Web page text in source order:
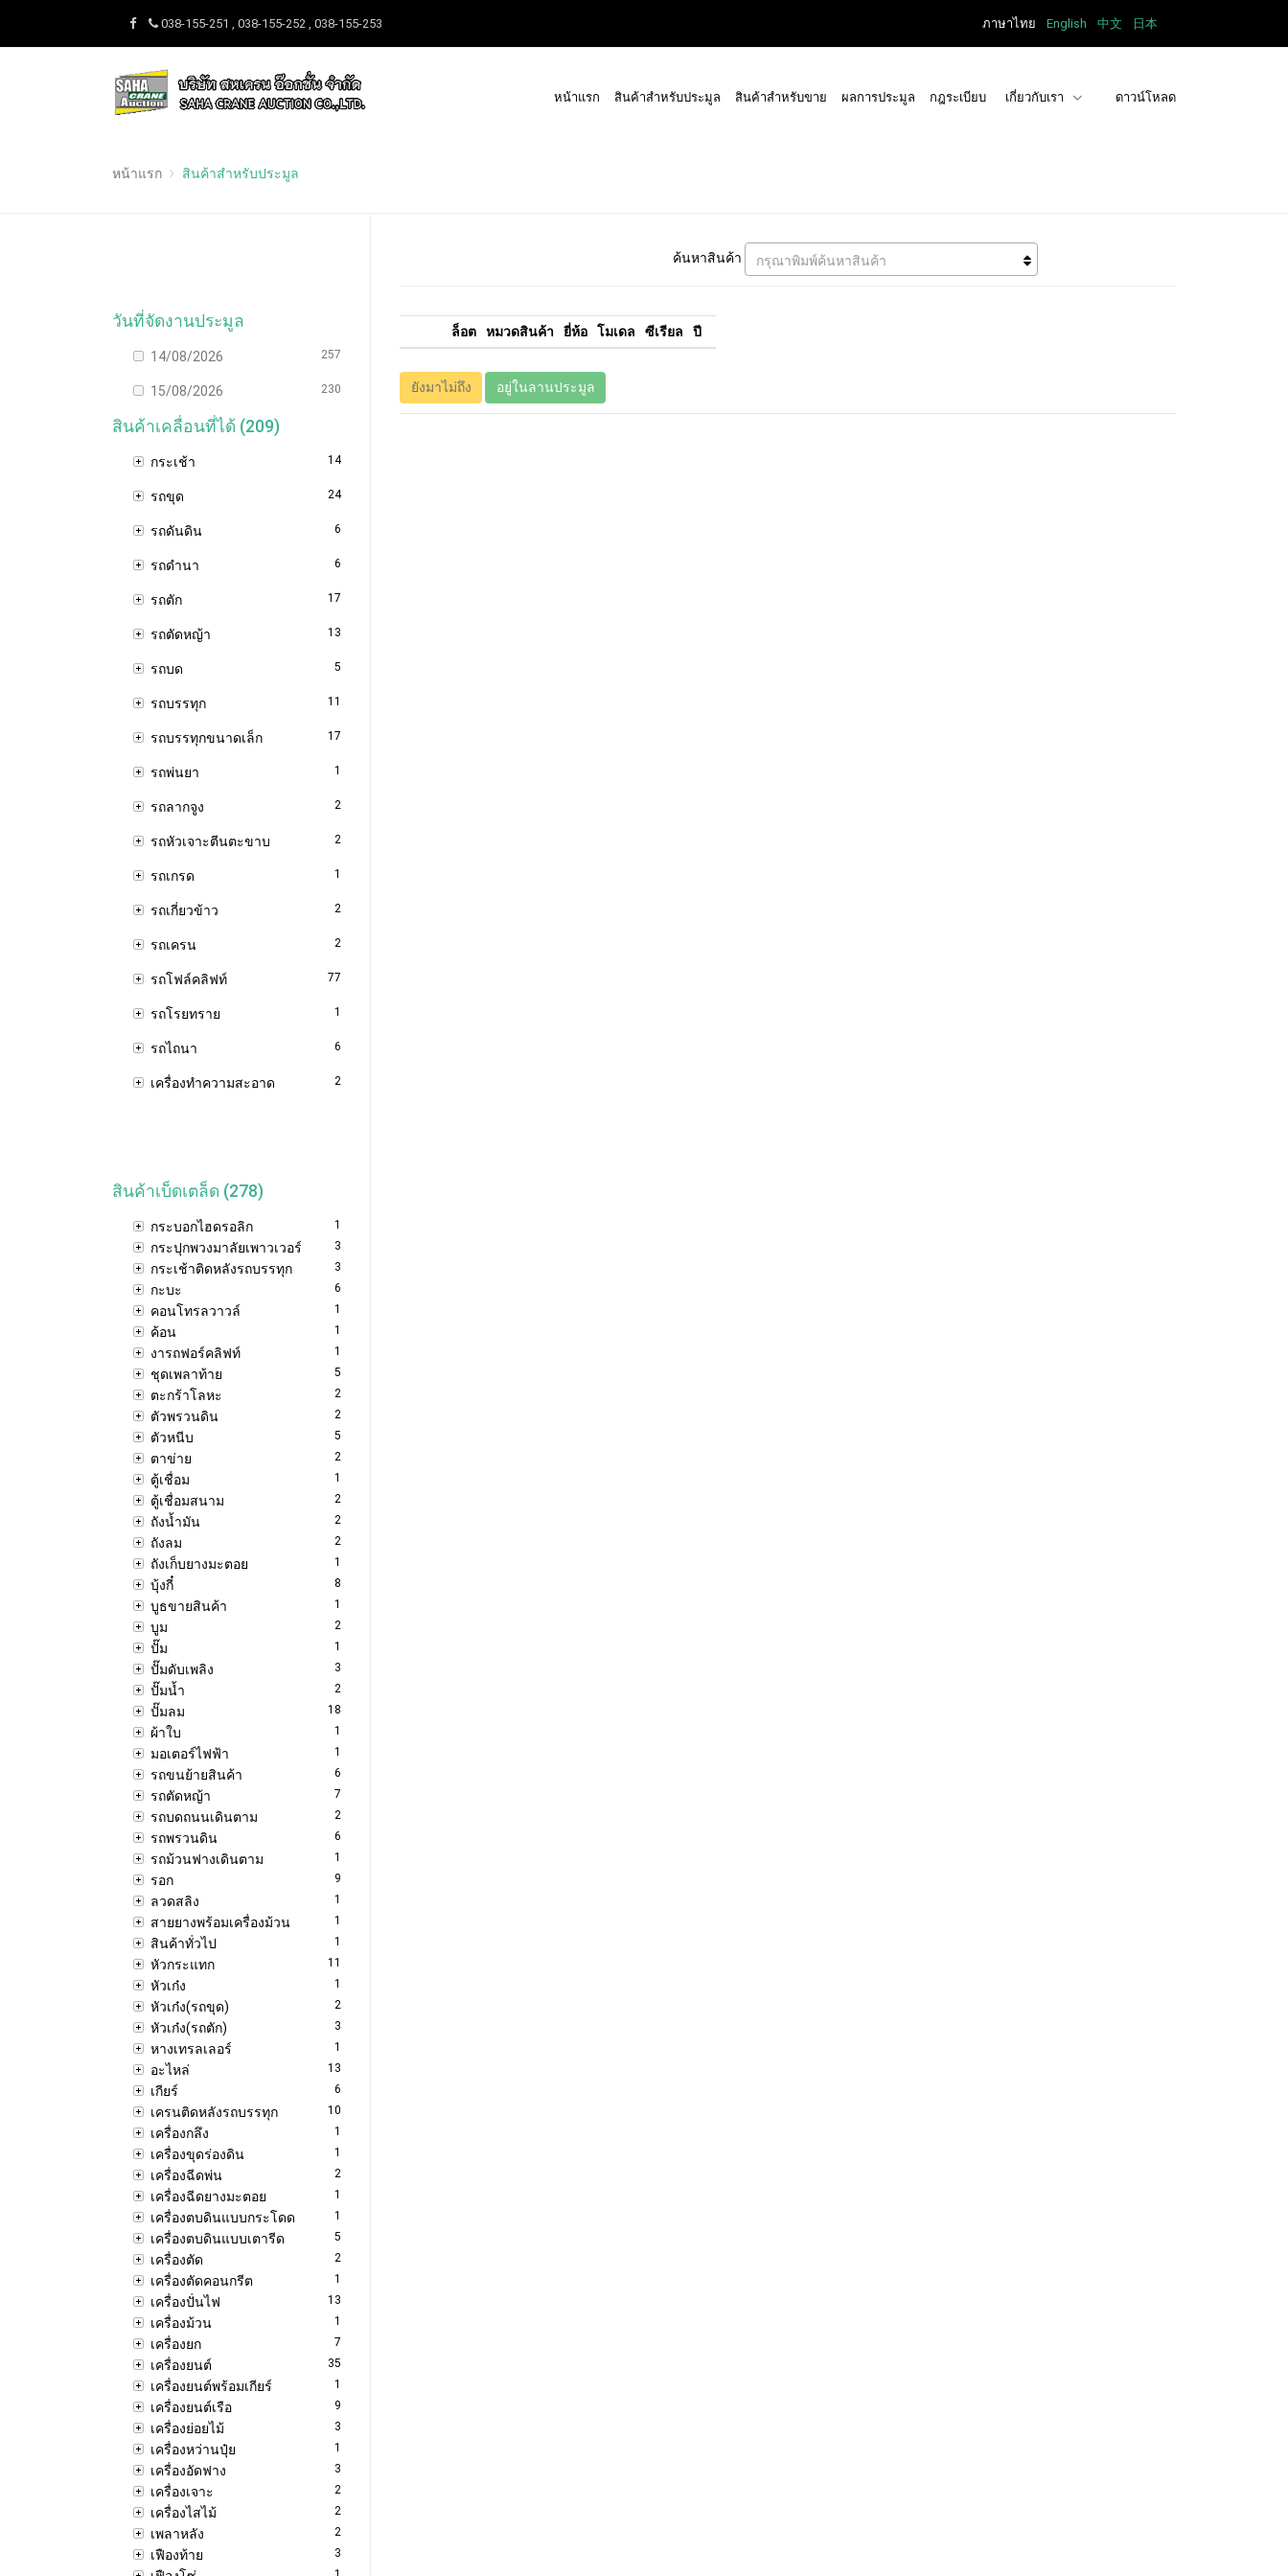
038-155-251 , 038-155-252 , 038-155-253 ภาษาไทย English 中文 日本
หน้าแรก สินค้าสำหรับประมูล สินค้าสำหรับขาย ผลการประมูล กฎระเบียบ เกี่ยวกับเรา ดาวน์โหลด
หน้าแรก สินค้าสำหรับประมูล
วันที่จัดงานประมูล
14/08/2026 257
15/08/2026 230
สินค้าเคลื่อนที่ได้ (209)
กระเช้า 14
รถขุด 24
รถดันดิน 6
รถดำนา 6
รถตัก 17
รถตัดหญ้า 13
รถบด 5
รถบรรทุก 11
รถบรรทุกขนาดเล็ก 17
รถพ่นยา 1
รถลากจูง 2
รถหัวเจาะตีนตะขาบ 2
รถเกรด 1
รถเกี่ยวข้าว 2
รถเครน 2
รถโฟล์คลิฟท์ 77
รถโรยทราย 1
รถไถนา 6
เครื่องทำความสะอาด 2
สินค้าเบ็ดเตล็ด (278)
กระบอกไฮดรอลิก 1
กระปุกพวงมาลัยเพาวเวอร์ 3
กระเช้าติดหลังรถบรรทุก 3
กะบะ 6
คอนโทรลวาวล์ 1
ค้อน 1
งารถฟอร์คลิฟท์ 1
ชุดเพลาท้าย 5
ตะกร้าโลหะ 2
ตัวพรวนดิน 2
ตัวหนีบ 5
ตาข่าย 2
ตู้เชื่อม 1
ตู้เชื่อมสนาม 2
ถังน้ำมัน 2
ถังลม 2
ถังเก็บยางมะตอย 1
บุ้งกี๋ 8
บูธขายสินค้า 1
บูม 2
ปั๊ม 1
ปั๊มดับเพลิง 3
ปั๊มน้ำ 2
ปั๊มลม 18
ผ้าใบ 1
มอเตอร์ไฟฟ้า 1
รถขนย้ายสินค้า 6
รถตัดหญ้า 7
รถบดถนนเดินตาม 2
รถพรวนดิน 6
รถม้วนฟางเดินตาม 1
รอก 9
ลวดสลิง 1
สายยางพร้อมเครื่องม้วน 1
สินค้าทั่วไป 1
หัวกระแทก 11
หัวเก๋ง 1
หัวเก๋ง(รถขุด) 2
หัวเก๋ง(รถตัก) 3
หางเทรลเลอร์ 1
อะไหล่ 13
เกียร์ 6
เครนติดหลังรถบรรทุก 10
เครื่องกลึง 1
เครื่องขุดร่องดิน 1
เครื่องฉีดพ่น 2
เครื่องฉีดยางมะตอย 1
เครื่องตบดินแบบกระโดด 1
เครื่องตบดินแบบเตารีด 5
เครื่องตัด 2
เครื่องตัดคอนกรีต 1
เครื่องปั่นไฟ 13
เครื่องม้วน 1
เครื่องยก 7
เครื่องยนต์ 35
เครื่องยนต์พร้อมเกียร์ 1
เครื่องยนต์เรือ 9
เครื่องย่อยไม้ 3
เครื่องหว่านปุ๋ย 1
เครื่องอัดฟาง 3
เครื่องเจาะ 2
เครื่องไสไม้ 2
เพลาหลัง 2
เฟืองท้าย 3
ค้นหาสินค้า กรุณาพิมพ์ค้นหาสินค้า
ล็อต หมวดสินค้า ยี่ห้อ โมเดล ซีเรียล ปี
ยังมาไม่ถึง อยู่ในลานประมูล